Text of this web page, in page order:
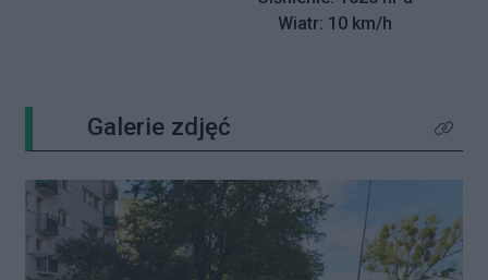
Wiatr: 10 km/h
Galerie zdjęć Kliknij